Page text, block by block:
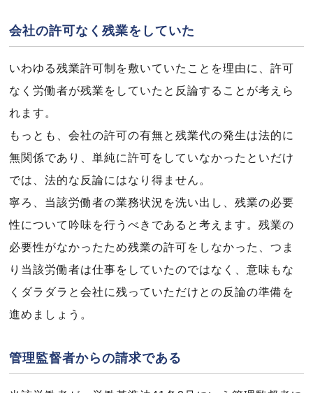
会社の許可なく残業をしていた
いわゆる残業許可制を敷いていたことを理由に、許可
なく労働者が残業をしていたと反論することが考えら
れます。
もっとも、会社の許可の有無と残業代の発生は法的に
無関係であり、単純に許可をしていなかったといだけ
では、法的な反論にはなり得ません。
寧ろ、当該労働者の業務状況を洗い出し、残業の必要
性について吟味を行うべきであると考えます。残業の
必要性がなかったため残業の許可をしなかった、つま
り当該労働者は仕事をしていたのではなく、意味もな
くダラダラと会社に残っていただけとの反論の準備を
進めましょう。
管理監督者からの請求である